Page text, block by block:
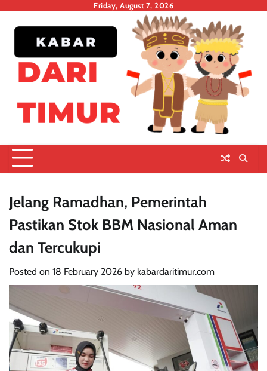
Friday, August 7, 2026
Jelang Ramadhan, Pemerintah
Pastikan Stok BBM Nasional Aman
dan Tercukupi
Posted on 18 February 2026 by kabardaritimur.com